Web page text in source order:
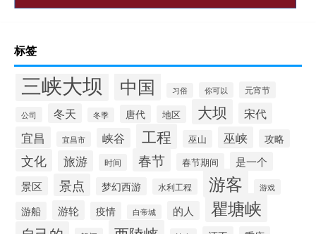
标签
三峡大坝 中国 习俗 你可以 元宵节
公司 冬天 冬季 唐代 地区 大坝 宋代
宜昌 宜昌市 峡谷 工程 巫山 巫峡 攻略
文化 旅游 时间 春节 春节期间
是一个
景区
景点 梦幻西游 水利工程 游客 游戏
游船 游轮 疫情 白帝城 的人 瞿塘峡